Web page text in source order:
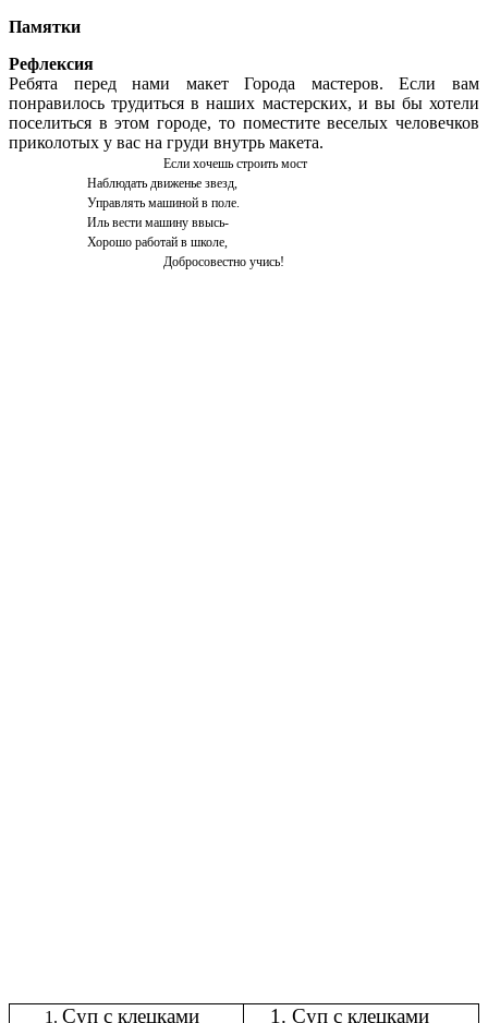
Памятки
Рефлексия
Ребята перед нами макет Города мастеров. Если вам
понравилось трудиться в наших мастерских, и вы бы хотели
поселиться в этом городе, то поместите веселых человечков
приколотых у вас на груди внутрь макета.
Если хочешь строить мост
Наблюдать движенье звезд,
Управлять машиной в поле.
Иль вести машину ввысь-
Хорошо работай в школе,
Добросовестно учись!
Суп с клецками 1. Суп с клецками